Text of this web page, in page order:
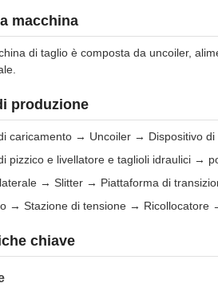
macchina
di taglio è composta da uncoiler,
produzione
caricamento → Uncoiler → Dispositivo di
pizzico e livellatore e taglioli idraulici →
→ Slitter → Piattaforma di
→ Stazione di tensione → Ricollocatore
chiave